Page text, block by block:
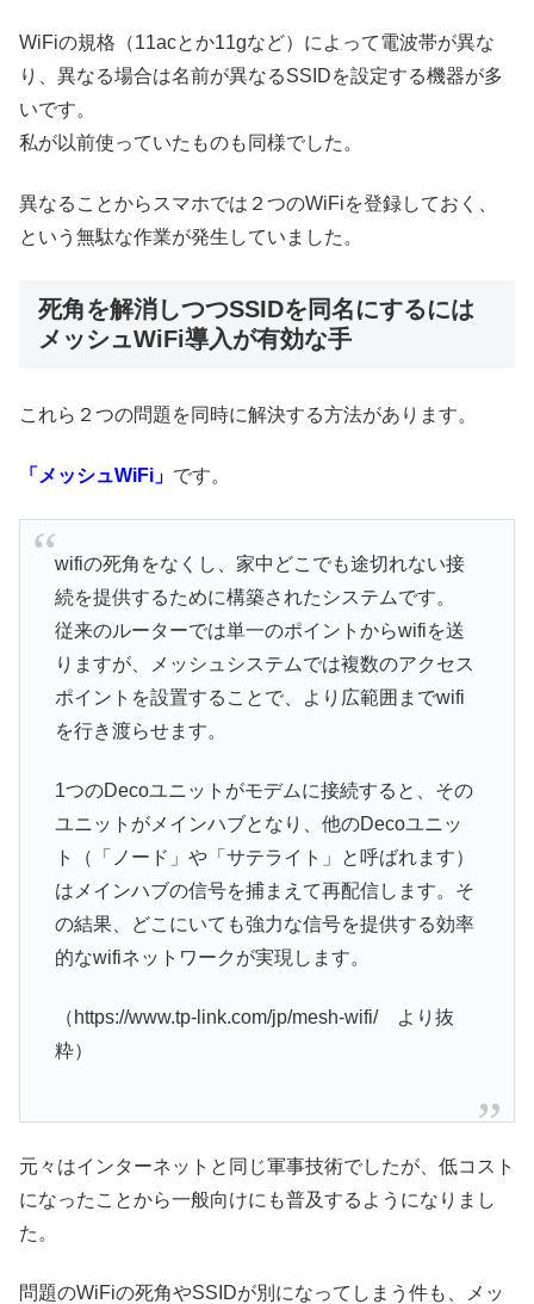
WiFiの規格（11acとか11gなど）によって電波帯が異な
り、異なる場合は名前が異なるSSIDを設定する機器が多
いです。
私が以前使っていたものも同様でした。
異なることからスマホでは２つのWiFiを登録しておく、
という無駄な作業が発生していました。
死角を解消しつつSSIDを同名にするには
メッシュWiFi導入が有効な手
これら２つの問題を同時に解決する方法があります。
「メッシュWiFi」 です。
wifiの死角をなくし、家中どこでも途切れない接
続を提供するために構築されたシステムです。
従来のルーターでは単一のポイントからwifiを送
りますが、メッシュシステムでは複数のアクセス
ポイントを設置することで、より広範囲までwifi
を行き渡らせます。
1つのDecoユニットがモデムに接続すると、その
ユニットがメインハブとなり、他のDecoユニッ
ト（「ノード」や「サテライト」と呼ばれます）
はメインハブの信号を捕まえて再配信します。そ
の結果、どこにいても強力な信号を提供する効率
的なwifiネットワークが実現します。
（https://www.tp-link.com/jp/mesh-wifi/ より抜
粋）
元々はインターネットと同じ軍事技術でしたが、低コスト
になったことから一般向けにも普及するようになりまし
た。
問題のWiFiの死角やSSIDが別になってしまう件も、メッ